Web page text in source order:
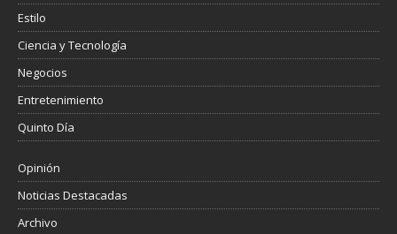
Estilo
Ciencia y Tecnología
Negocios
Entretenimiento
Quinto Día
Opinión
Noticias Destacadas
Archivo